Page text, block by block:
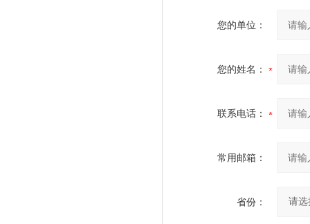
您的单位：
您的姓名：
联系电话：
常用邮箱：
省份：